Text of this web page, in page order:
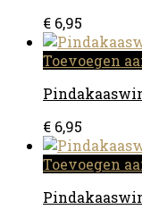
€ 6,95
Toevoegen
€ 6,95
Toevoegen